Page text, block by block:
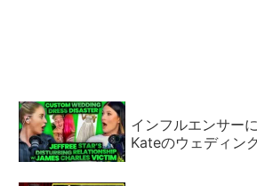
インフルエンサー
Kateのウェディン